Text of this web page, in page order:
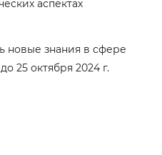
аспектах
новые знания в сфере
25 октября 2024 г.